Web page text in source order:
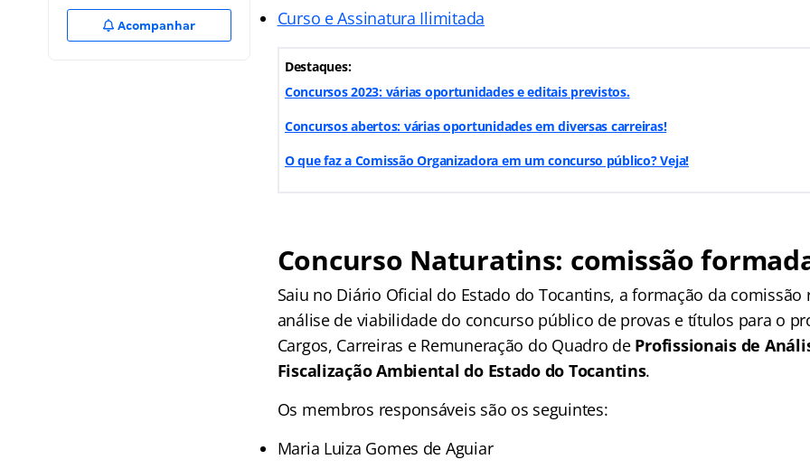
Acompanhar
Curso e Assinatura Ilimitada
Destaques:
Concursos 2023: várias oportunidades e editais previstos.
Concursos abertos: várias oportunidades em diversas carreiras!
O que faz a Comissão Organizadora em um concurso público? Veja!
Concurso Naturatins: comissão
Saiu no Diário Oficial do Estado do Tocantins, a formação da comissão
análise de viabilidade do concurso público de provas e títulos para o
Cargos, Carreiras e Remuneração do Quadro de Profissionais de
Fiscalização Ambiental do Estado do Tocantins.
Os membros responsáveis são os seguintes:
Maria Luiza Gomes de Aguiar